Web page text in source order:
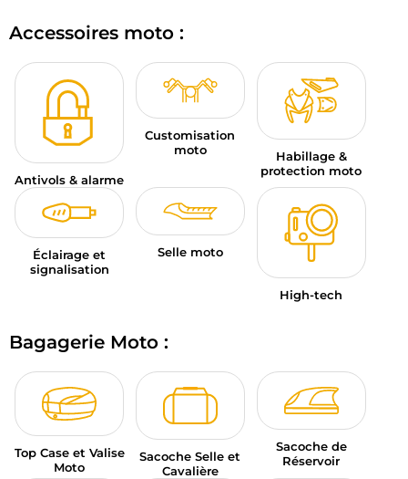
Accessoires moto :
Antivols & alarme
Customisation
moto
Habillage &
protection moto
Éclairage et
signalisation
Selle moto
High-tech
Bagagerie Moto :
Top Case et Valise
Moto
Sacoche Selle et
Cavalière
Sacoche de
Réservoir